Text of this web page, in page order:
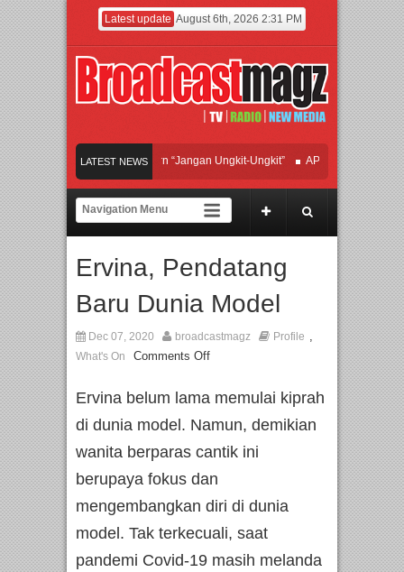
Latest update August 6th, 2026 2:31 PM
LATEST NEWS
Hadirkan Hipdut Modern “Jangan Ungkit-Ungkit” APMF 2026 Dorong
Perpaduan Warisan Dan Semangat Lokal, BIRKENSTOCK INDONESIA
Orchestra Presents The Beatles & Queen – feat. Marcello Tahitoe dan
Ervina, Pendatang
Baru Dunia Model
Dec 07, 2020 broadcastmagz Profile ,
What's On Comments Off
Ervina belum lama memulai kiprah
di dunia model. Namun, demikian
wanita berparas cantik ini
berupaya fokus dan
mengembangkan diri di dunia
model. Tak terkecuali, saat
pandemi Covid-19 masih melanda